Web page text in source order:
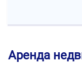
Аренда